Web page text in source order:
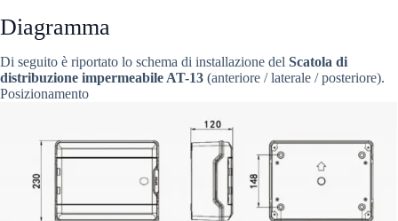
Diagramma
Di seguito è riportato lo schema di installazione del Scatola di
distribuzione impermeabile AT-13 (anteriore / laterale / posteriore).
Posizionamento